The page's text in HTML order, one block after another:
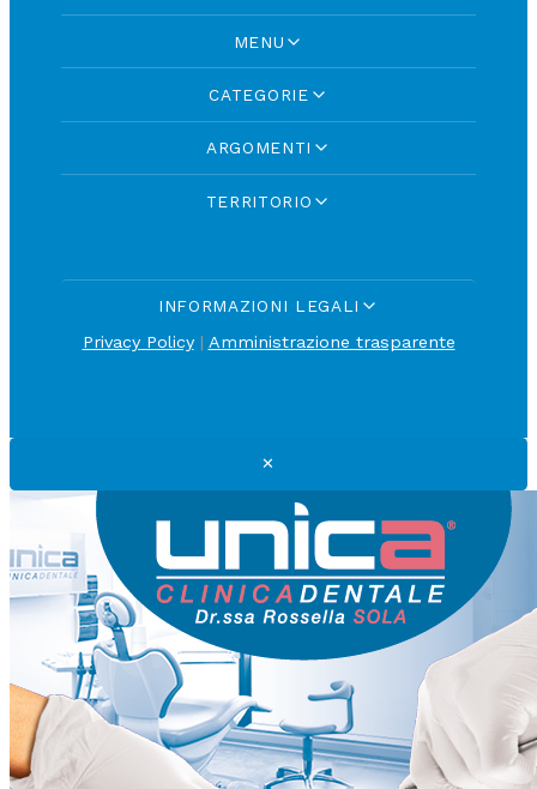
MENU
CATEGORIE
ARGOMENTI
TERRITORIO
INFORMAZIONI LEGALI
Privacy Policy| Amministrazione trasparente
✕